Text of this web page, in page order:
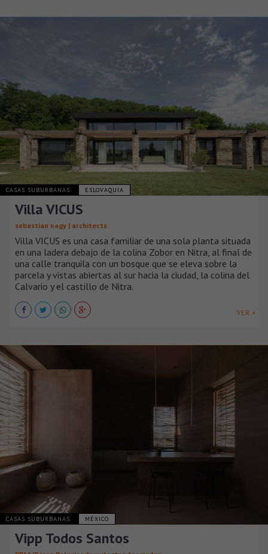
CASAS SUBURBANAS ESLOVAQUIA
Villa VICUS
sebastian nagy | architects
Villa VICUS es una casa familiar de una sola planta situada
en una ladera debajo de la colina Zobor en Nitra, al final de
una calle tranquila con un bosque que se eleva sobre la
parcela y vistas abiertas al sur hacia la ciudad, la colina del
Calvario y el castillo de Nitra.
VER +
CASAS SUBURBANAS MÉXICO
Vipp Todos Santos